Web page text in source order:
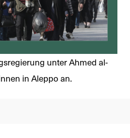
unter Ahmed al-
in Aleppo an.